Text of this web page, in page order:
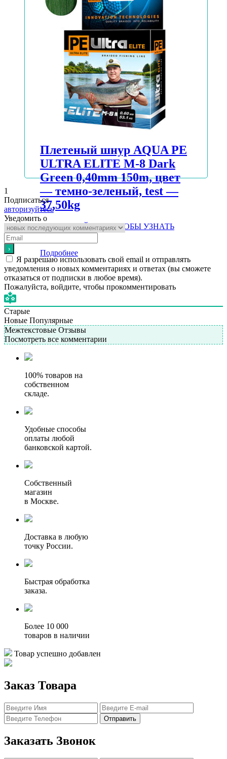
АВТОРИЗУЙТЕСЬ, ЧТОБЫ УЗНАТЬ
ЦЕНУ
Подробнее
Плетеный шнур AQUA PE
ULTRA ELITE M-8 Dark
Green 0,40mm 150m, цвет
— темно-зеленый, test —
37,50kg
АВТОРИЗУЙТЕСЬ, ЧТОБЫ УЗНАТЬ
ЦЕНУ
Подробнее
1
Подписаться
авторизуйтесь
Уведомить о
Я разрешаю использовать свой email и отправлять
уведомления о новых комментариях и ответах (вы cможете
отказаться от подписки в любое время).
Пожалуйста, войдите, чтобы прокомментировать
Старые
Новые Популярные
Межтекстовые Отзывы
Посмотреть все комментарии
100% товаров на
собственном
складе.
Удобные способы
оплаты любой
банковской картой.
Собственный
магазин
в Москве.
Доставка в любую
точку России.
Быстрая обработка
заказа.
Более 10 000
товаров в наличии
Товар успешно добавлен
Заказ Товара
Отправить
Заказать Звонок